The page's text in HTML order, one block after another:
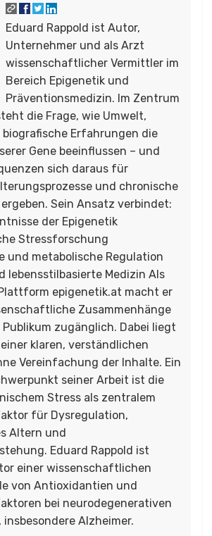
Eduard Rappold ist Autor,
Unternehmer und als Arzt
wissenschaftlicher Vermittler im
Bereich Epigenetik und
Präventionsmedizin. Im Zentrum
die Frage, wie Umwelt,
Erfahrungen die
Gene beeinflussen – und
sich daraus für
und chronische
Sein Ansatz verbindet:
der Epigenetik
Stressforschung
und metabolische Regulation
lebensstilbasierte Medizin Als
epigenetik.at macht er
Zusammenhänge
zugänglich. Dabei liegt
klaren, verständlichen
Vereinfachung der Inhalte. Ein
seiner Arbeit ist die
Stress als zentralem
für Dysregulation,
Altern und
Eduard Rappold ist
einer wissenschaftlichen
von Antioxidantien und
bei neurodegenerativen
insbesondere Alzheimer.